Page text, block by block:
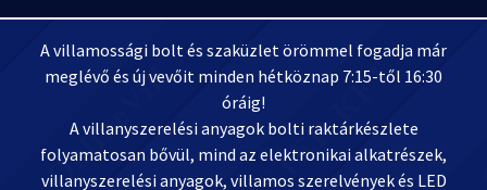
A villamossági bolt és szaküzlet örömmel fogadja már
meglévő és új vevőit minden hétköznap 7:15-től 16:30
óráig!
A villanyszerelési anyagok bolti raktárkészlete
folyamatosan bővül, mind az elektronikai alkatrészek,
villanyszerelési anyagok, villamos szerelvények és LED